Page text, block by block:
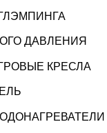
ДАВЛЕНИЯ
КРЕСЛА